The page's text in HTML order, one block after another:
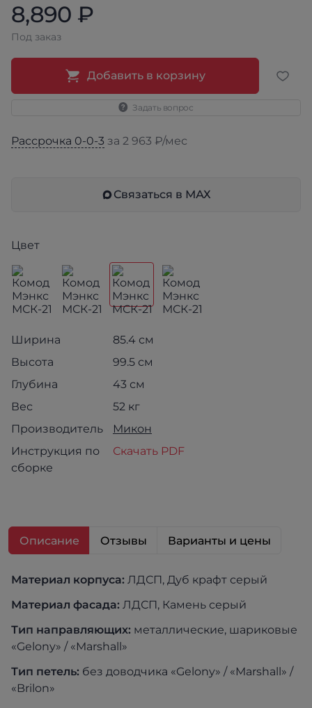
8,890 ₽
Под заказ
Добавить в корзину
Задать вопрос
Рассрочка 0-0-3 за 2 963 ₽/мес
Связаться в МАХ
Цвет
Ширина
85.4 см
Высота
99.5 см
Глубина
43 см
Вес
52 кг
Производитель
Микон
Инструкция по
сборке
Скачать PDF
Описание Отзывы Варианты и цены
Материал корпуса: ЛДСП, Дуб крафт серый
Материал фасада: ЛДСП, Камень серый
Тип направляющих: металлические, шариковые
«Gelony» / «Marshall»
Тип петель: без доводчика «Gelony» / «Marshall» /
«Brilon»